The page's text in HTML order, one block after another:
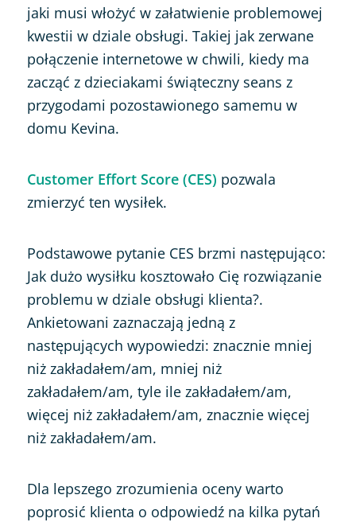
jaki musi włożyć w załatwienie problemowej
kwestii w dziale obsługi. Takiej jak zerwane
połączenie internetowe w chwili, kiedy ma
zacząć z dzieciakami świąteczny seans z
przygodami pozostawionego samemu w
domu Kevina.
Customer Effort Score (CES) pozwala
zmierzyć ten wysiłek.
Podstawowe pytanie CES brzmi następująco:
Jak dużo wysiłku kosztowało Cię rozwiązanie
problemu w dziale obsługi klienta?.
Ankietowani zaznaczają jedną z
następujących wypowiedzi: znacznie mniej
niż zakładałem/am, mniej niż
zakładałem/am, tyle ile zakładałem/am,
więcej niż zakładałem/am, znacznie więcej
niż zakładałem/am.
Dla lepszego zrozumienia oceny warto
poprosić klienta o odpowiedź na kilka pytań